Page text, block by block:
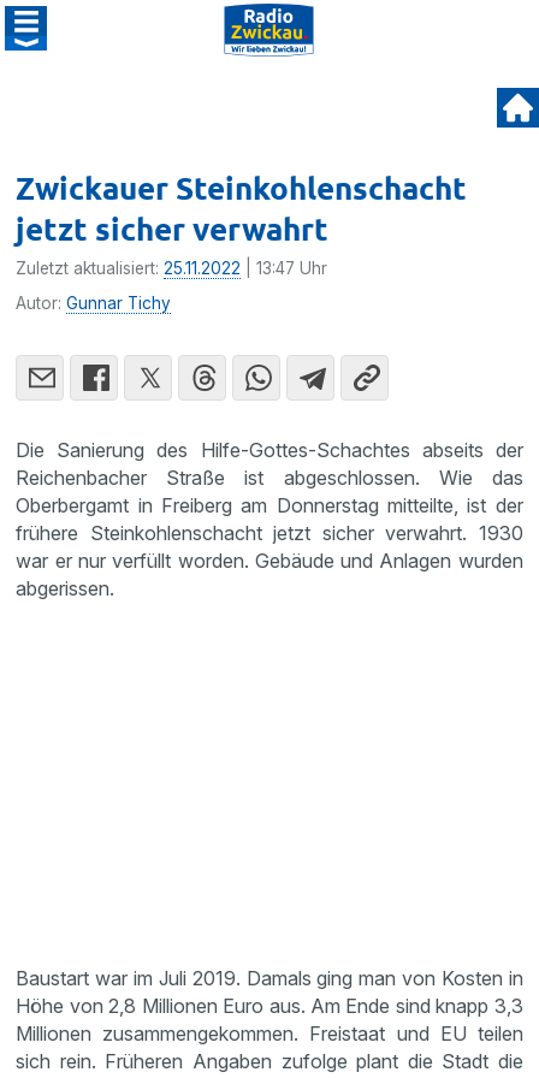
Zwickauer Steinkohlenschacht
jetzt sicher verwahrt
Zuletzt aktualisiert:25.11.2022 | 13:47 Uhr
Autor:Gunnar Tichy
Die Sanierung des Hilfe-Gottes-Schachtes abseits der
Reichenbacher Straße ist abgeschlossen. Wie das
Oberbergamt in Freiberg am Donnerstag mitteilte, ist der
frühere Steinkohlenschacht jetzt sicher verwahrt. 1930
war er nur verfüllt worden. Gebäude und Anlagen wurden
abgerissen.
Baustart war im Juli 2019. Damals ging man von Kosten in
Höhe von 2,8 Millionen Euro aus. Am Ende sind knapp 3,3
Millionen zusammengekommen. Freistaat und EU teilen
sich rein. Früheren Angaben zufolge plant die Stadt die